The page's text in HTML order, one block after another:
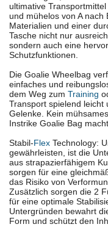
ultimative
und mühelos von A
Materialien und einer
Tasche nicht nur
sondern auch eine
Schutzfunktionen.
Die Goalie Wheelbag
einfaches und
dem Weg zum Training
Transport spielend leicht
Gelenke. Kein
Instrike Goalie Bag
Stabil-Flex Technology:
gewährleisten, ist die
aus strapazierfähigem
sorgen für eine
das Risiko von
Zusätzlich sorgen die 2
für eine optimale
Untergründen bewahrt
Form und schützt den